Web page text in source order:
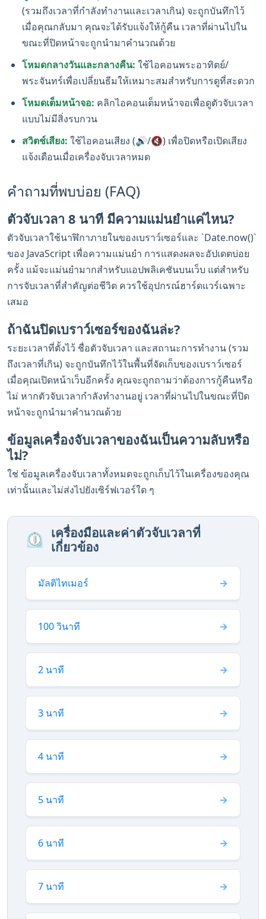
(รวมถึงเวลาที่กำลังทำงานและเวลาเกิน) จะถูกบันทึกไว้
เมื่อคุณกลับมา คุณจะได้รับแจ้งให้กู้คืน เวลาที่ผ่านไปใน
ขณะที่ปิดหน้าจะถูกนำมาคำนวณด้วย
โหมดกลางวันและกลางคืน: ใช้ไอคอนพระอาทิตย์/
พระจันทร์เพื่อเปลี่ยนธีมให้เหมาะสมสำหรับการดูที่สะดวก
โหมดเต็มหน้าจอ: คลิกไอคอนเต็มหน้าจอเพื่อดูตัวจับเวลา
แบบไม่มีสิ่งรบกวน
สวิตช์เสียง: ใช้ไอคอนเสียง (🔊/🔇) เพื่อปิดหรือเปิดเสียง
แจ้งเตือนเมื่อเครื่องจับเวลาหมด
คำถามที่พบบ่อย (FAQ)
ตัวจับเวลา 8 นาที มีความแม่นยำแค่ไหน?
ตัวจับเวลาใช้นาฬิกาภายในของเบราว์เซอร์และ `Date.now()`
ของ JavaScript เพื่อความแม่นยำ การแสดงผลจะอัปเดตบ่อย
ครั้ง แม้จะแม่นยำมากสำหรับแอปพลิเคชันบนเว็บ แต่สำหรับ
การจับเวลาที่สำคัญต่อชีวิต ควรใช้อุปกรณ์ฮาร์ดแวร์เฉพาะ
เสมอ
ถ้าฉันปิดเบราว์เซอร์ของฉันล่ะ?
ระยะเวลาที่ตั้งไว้ ชื่อตัวจับเวลา และสถานะการทำงาน (รวม
ถึงเวลาที่เกิน) จะถูกบันทึกไว้ในพื้นที่จัดเก็บของเบราว์เซอร์
เมื่อคุณเปิดหน้าเว็บอีกครั้ง คุณจะถูกถามว่าต้องการกู้คืนหรือ
ไม่ หากตัวจับเวลากำลังทำงานอยู่ เวลาที่ผ่านไปในขณะที่ปิด
หน้าจะถูกนำมาคำนวณด้วย
ข้อมูลเครื่องจับเวลาของฉันเป็นความลับหรือ
ไม่?
ใช่ ข้อมูลเครื่องจับเวลาทั้งหมดจะถูกเก็บไว้ในเครื่องของคุณ
เท่านั้นและไม่ส่งไปยังเซิร์ฟเวอร์ใด ๆ
⏲️ เครื่องมือและค่าตัวจับเวลาที่
เกี่ยวข้อง
มัลติไทเมอร์
100 วินาที
2 นาที
3 นาที
4 นาที
5 นาที
6 นาที
7 นาที